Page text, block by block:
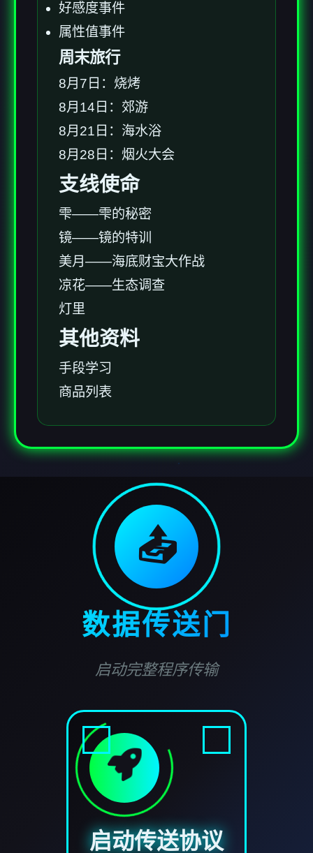
好感度事件
属性值事件
周末旅行
8月7日：烧烤
8月14日：郊游
8月21日：海水浴
8月28日：烟火大会
支线使命
雫——雫的秘密
镜——镜的特训
美月——海底财宝大作战
凉花——生态调查
灯里
其他资料
手段学习
商品列表
📤
数据传送门
启动完整程序传输
启动传送协议